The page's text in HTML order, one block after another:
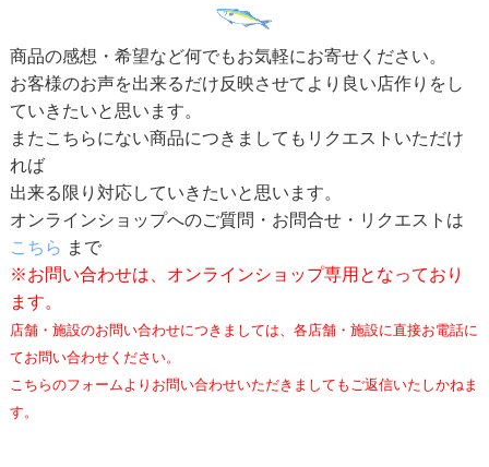
商品の感想・希望など何でもお気軽にお寄せください。
お客様のお声を出来るだけ反映させてより良い店作りをし
ていきたいと思います。
またこちらにない商品につきましてもリクエストいただけ
れば
出来る限り対応していきたいと思います。
オンラインショップへのご質問・お問合せ・リクエストは
こちら まで
※お問い合わせは、オンラインショップ専用となっており
ます。
店舗・施設のお問い合わせにつきましては、各店舗・施設に直接お電話に
てお問い合わせください。
こちらのフォームよりお問い合わせいただきましてもご返信いたしかねま
す。